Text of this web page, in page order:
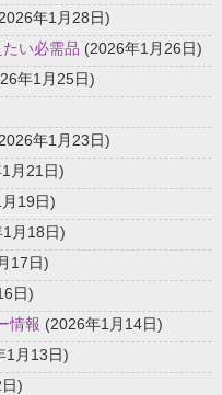
年1月28日)
い必需品 (2026年1月26日)
年1月25日)
年1月23日)
月21日)
19日)
月18日)
17日)
日)
情報 (2026年1月14日)
1月13日)
)